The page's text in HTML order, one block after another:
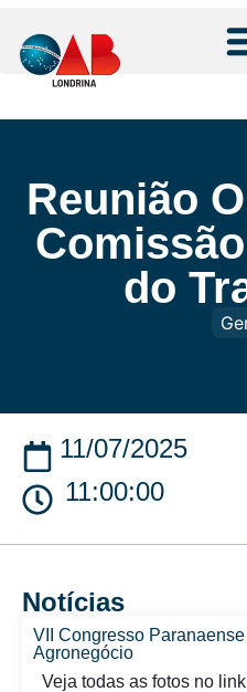
Reunião
do
11/07/2025
11:00:00
Notícias
VII Congresso
Agronegócio
Veja todas as fotos no